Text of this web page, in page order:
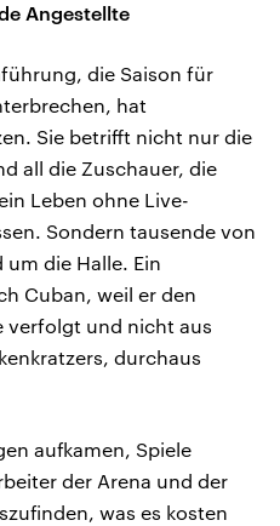
Angestellte
die Saison für
hat
Sie betrifft nicht nur die
all die Zuschauer, die
Leben ohne Live-
Sondern tausende von
die Halle. Ein
Cuban, weil er den
verfolgt und nicht aus
durchaus
aufkamen, Spiele
der Arena und der
was es kosten